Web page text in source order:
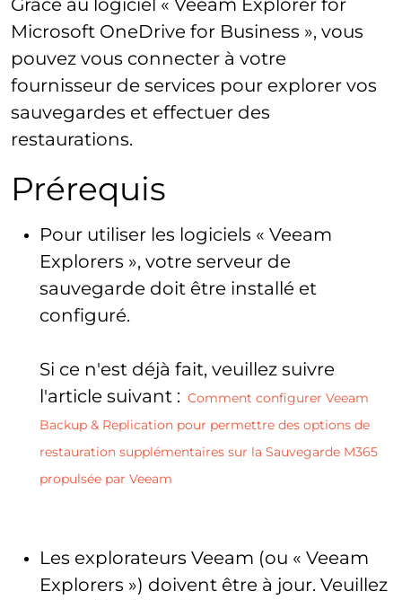
Grâce au logiciel « Veeam Explorer for
Microsoft OneDrive for Business », vous
pouvez vous connecter à votre
fournisseur de services pour explorer vos
sauvegardes et effectuer des
restaurations.
Prérequis
Pour utiliser les logiciels « Veeam
Explorers », votre serveur de
sauvegarde doit être installé et
configuré.
Si ce n'est déjà fait, veuillez suivre
l'article suivant : Comment configurer Veeam
Backup & Replication pour permettre des options de
restauration supplémentaires sur la Sauvegarde M365
propulsée par Veeam
Les explorateurs Veeam (ou « Veeam
Explorers ») doivent être à jour. Veuillez